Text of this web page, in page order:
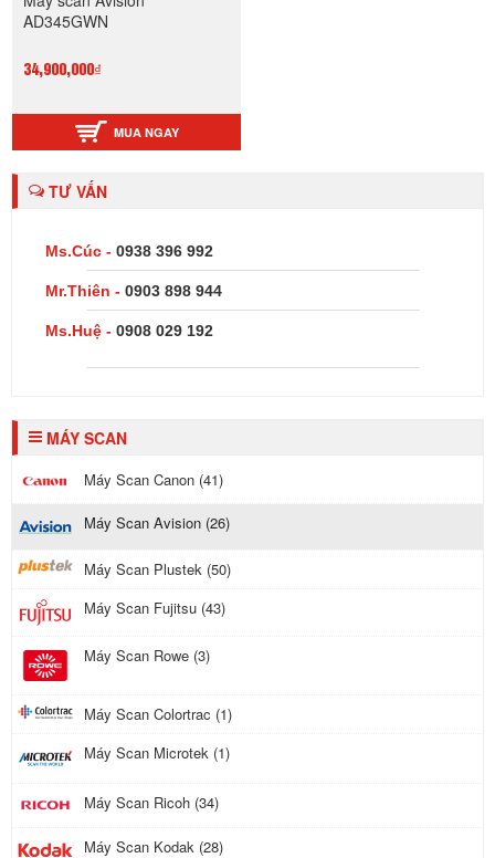
AD345GWN
34,900,000₫
MUA NGAY
TƯ VẤN
Ms.Cúc - 0938 396 992
Mr.Thiên - 0903 898 944
Ms.Huệ - 0908 029 192
MÁY SCAN
Máy Scan Canon (41)
Máy Scan Avision (26)
Máy Scan Plustek (50)
Máy Scan Fujitsu (43)
Máy Scan Rowe (3)
Máy Scan Colortrac (1)
Máy Scan Microtek (1)
Máy Scan Ricoh (34)
Máy Scan Kodak (28)